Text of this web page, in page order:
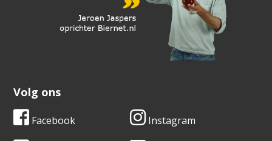
Volg ons
Facebook Instagram